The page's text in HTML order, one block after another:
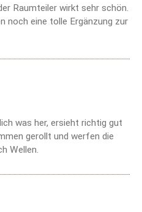
Raumteiler wirkt sehr schön.
noch eine tolle Ergänzung zur
was her, ersieht richtig gut
gerollt und werfen die
Wellen.